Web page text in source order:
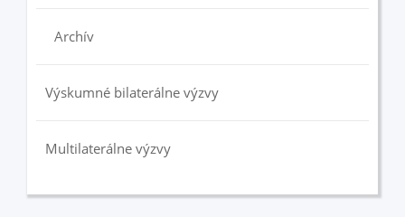
Archív
Výskumné bilaterálne výzvy
Multilaterálne výzvy